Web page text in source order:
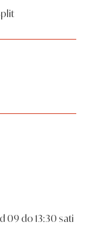
09 do 13:30 sati